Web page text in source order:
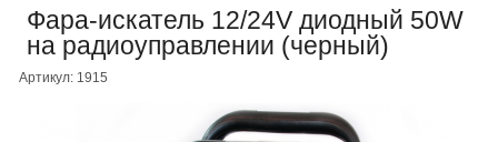
Фара-искатель 12/24V диодный 50W
на радиоуправлении (черный)
Артикул: 1915